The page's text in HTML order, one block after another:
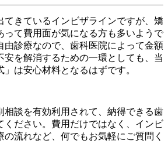
てきているインビザラインですが、矯
って費用面が気になる方も多いようで
由診療なので、歯科医院によって金額
安を解消するための一環としても、当
は安心材料となるはずです。
相談を有効利用されて、納得できる歯
ください。費用だけではなく、インビ
流れなど、何でもお気軽にご質問く